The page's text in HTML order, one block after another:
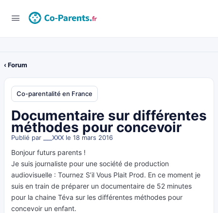
‹ Forum
Co-parentalité en France
Documentaire sur différentes
méthodes pour concevoir
Publié par ___XXX le 18 mars 2016
Bonjour futurs parents !
Je suis journaliste pour une société de production
audiovisuelle : Tournez S’il Vous Plait Prod. En ce moment je
suis en train de préparer un documentaire de 52 minutes
pour la chaine Téva sur les différentes méthodes pour
concevoir un enfant.